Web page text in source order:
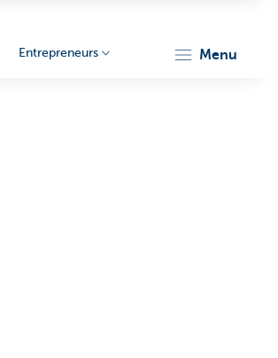
Entrepreneurs menu